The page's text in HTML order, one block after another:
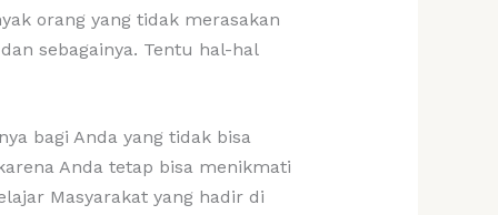
orang yang tidak merasakan
sebagainya. Tentu hal-hal
bagi Anda yang tidak bisa
Anda tetap bisa menikmati
Masyarakat yang hadir di